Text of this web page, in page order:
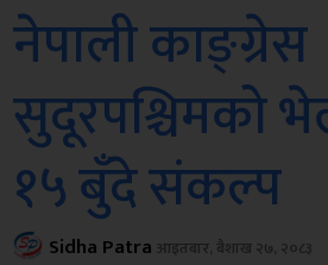
नेपाली काङ्ग्रेस
सुदूरपश्चिमको
१५ बुँदे संकल्प
Sidha Patra आइतबार, बैशाख २७, २०८३